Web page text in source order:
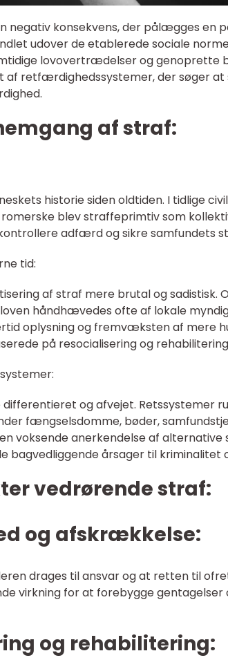
negativ konsekvens, der pålægges en
udover de etablerede sociale
lovovertrædelser og genoprette
af retfærdighedssystemer, der søger
af straf:
historie siden oldtiden. I tidlige
blev straffeprimtiv som
adfærd og sikre samfundets
tid:
af straf mere brutal og sadistisk.
håndhævedes ofte af lokale
oplysning og fremvæksten af mere
på resocialisering og
og afvejet. Retssystemer
fængselsdomme, bøder,
voksende anerkendelse af
bagvedliggende årsager til kriminalitet
vedrørende straf:
og afskrækkelse:
drages til ansvar og at retten til
virkning for at forebygge
og rehabilitering: